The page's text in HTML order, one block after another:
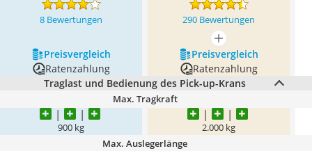
8 Bewertungen 290 Bewertungen
mehr anzeigen
Preis­vergleich
Preis­vergleich
Ratenzahlung
Ratenzahlung
Traglast und Bedienung des Pick-up-Krans
Max. Tragkraft
900 kg 2.000 kg
Max. Auslegerlänge